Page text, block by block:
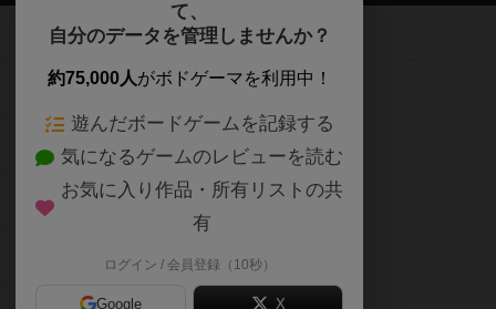
て、
自分のデータを管理しませんか？
約75,000人がボドゲーマを利用中！
遊んだボードゲームを記録する
気になるゲームのレビューを読む
お気に入り作品・所有リストの共
有
ログイン / 会員登録（10秒）
Google X
ボードゲームを検索する
ボードゲームの新着レビュー
ボードゲーム会情報
メカニクス特集
掲示板・トピックス